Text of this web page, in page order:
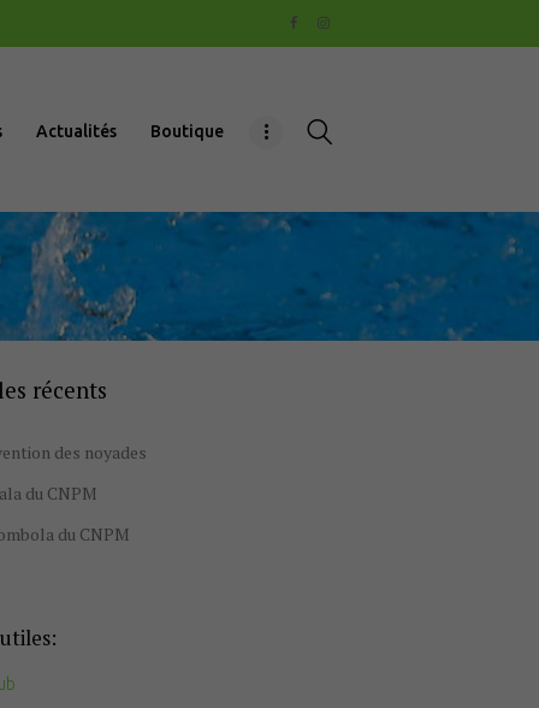
Actualités Boutique
récents
des noyades
du CNPM
du CNPM